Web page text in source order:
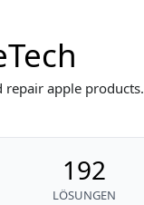
repair apple products.
192
LÖSUNGEN